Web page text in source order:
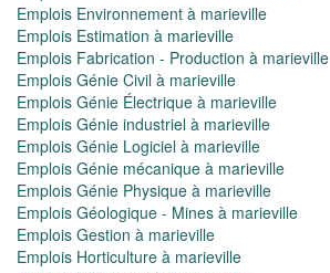
Emplois Environnement à marieville
Emplois Estimation à marieville
Emplois Fabrication - Production à marieville
Emplois Génie Civil à marieville
Emplois Génie Électrique à marieville
Emplois Génie industriel à marieville
Emplois Génie Logiciel à marieville
Emplois Génie mécanique à marieville
Emplois Génie Physique à marieville
Emplois Géologique - Mines à marieville
Emplois Gestion à marieville
Emplois Horticulture à marieville